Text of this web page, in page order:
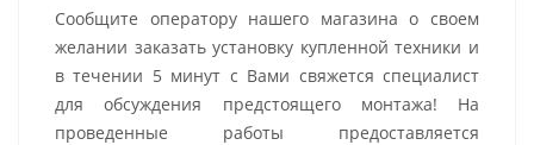
Сообщите оператору нашего магазина о своем
желании заказать установку купленной техники и
в течении 5 минут с Вами свяжется специалист
для обсуждения предстоящего монтажа! На
проведенные работы предоставляется